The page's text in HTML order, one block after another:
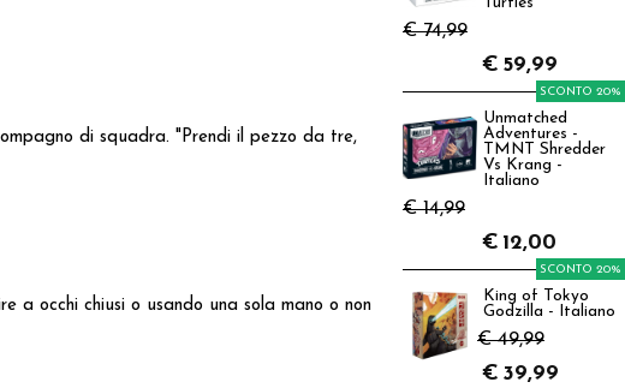
di squadra. "Prendi il pezzo da tre,
a occhi chiusi o usando una sola mano o non
€ 74,99
€ 59,99
Unmatched
Adventures -
TMNT Shredder
Vs Krang -
Italiano
€ 14,99
SCONTO 20%
€ 12,00
King of Tokyo
Godzilla - Italiano
€ 49,99
SCONTO 20%
€ 39,99